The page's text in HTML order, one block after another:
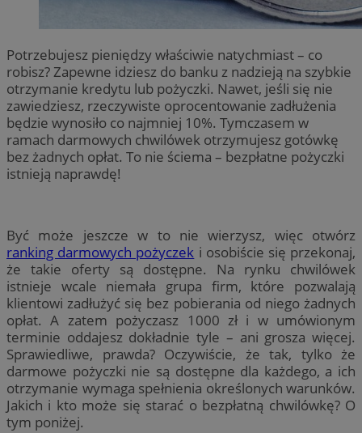
Potrzebujesz pieniędzy właściwie natychmiast – co
robisz? Zapewne idziesz do banku z nadzieją na szybkie
otrzymanie kredytu lub pożyczki. Nawet, jeśli się nie
zawiedziesz, rzeczywiste oprocentowanie zadłużenia
będzie wynosiło co najmniej 10%. Tymczasem w
ramach darmowych chwilówek otrzymujesz gotówkę
bez żadnych opłat. To nie ściema – bezpłatne pożyczki
istnieją naprawdę!
Być może jeszcze w to nie wierzysz, więc otwórz
ranking darmowych pożyczek i osobiście się przekonaj,
że takie oferty są dostępne. Na rynku chwilówek
istnieje wcale niemała grupa firm, które pozwalają
klientowi zadłużyć się bez pobierania od niego żadnych
opłat. A zatem pożyczasz 1000 zł i w umówionym
terminie oddajesz dokładnie tyle – ani grosza więcej.
Sprawiedliwe, prawda? Oczywiście, że tak, tylko że
darmowe pożyczki nie są dostępne dla każdego, a ich
otrzymanie wymaga spełnienia określonych warunków.
Jakich i kto może się starać o bezpłatną chwilówkę? O
tym poniżej.